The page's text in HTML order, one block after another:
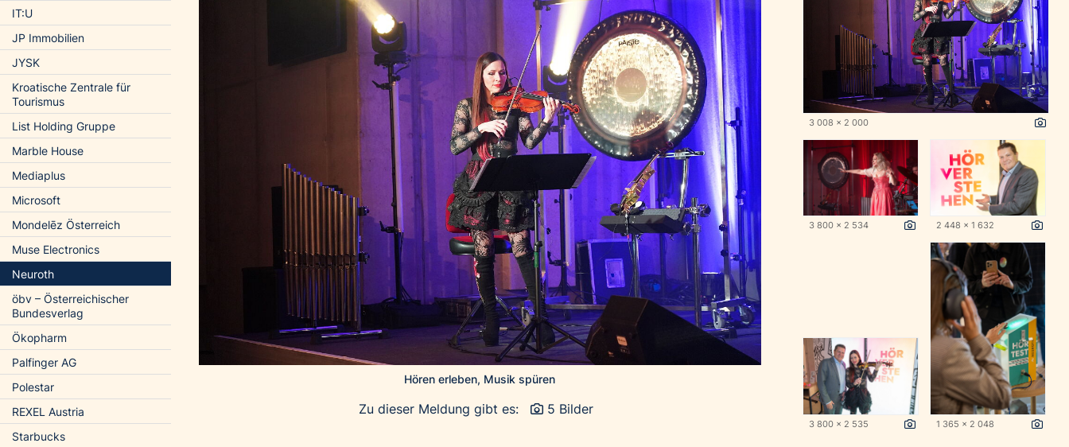
IT:U
JP Immobilien
JYSK
Kroatische Zentrale für
Tourismus
List Holding Gruppe
Marble House
Mediaplus
Microsoft
Mondelēz Österreich
Muse Electronics
Neuroth
öbv – Österreichischer
Bundesverlag
Ökopharm
Palfinger AG
Polestar
REXEL Austria
Starbucks
Hören erleben, Musik spüren
Zu dieser Meldung gibt es: 5 Bilder
3 008 x 2 000
3 800 x 2 534 2 448 x 1 632
3 800 x 2 535 1 365 x 2 048